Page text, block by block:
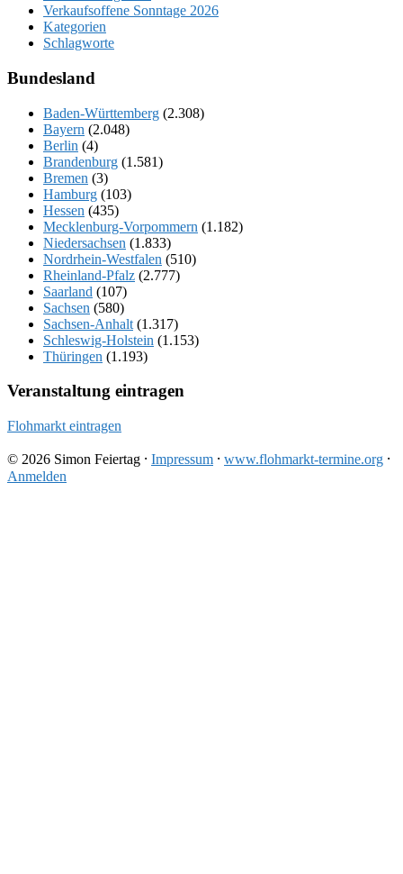
Verkaufsoffene Sonntage 2026
Kategorien
Schlagworte
Bundesland
Baden-Württemberg (2.308)
Bayern (2.048)
Berlin (4)
Brandenburg (1.581)
Bremen (3)
Hamburg (103)
Hessen (435)
Mecklenburg-Vorpommern (1.182)
Niedersachsen (1.833)
Nordrhein-Westfalen (510)
Rheinland-Pfalz (2.777)
Saarland (107)
Sachsen (580)
Sachsen-Anhalt (1.317)
Schleswig-Holstein (1.153)
Thüringen (1.193)
Veranstaltung eintragen
Flohmarkt eintragen
© 2026 Simon Feiertag ⸱ Impressum ⸱ www.flohmarkt-termine.org ⸱
Anmelden